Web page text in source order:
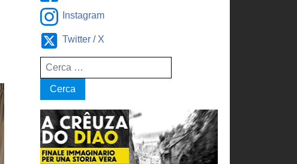
Instagram
Twitter / X
Ricerca
per: